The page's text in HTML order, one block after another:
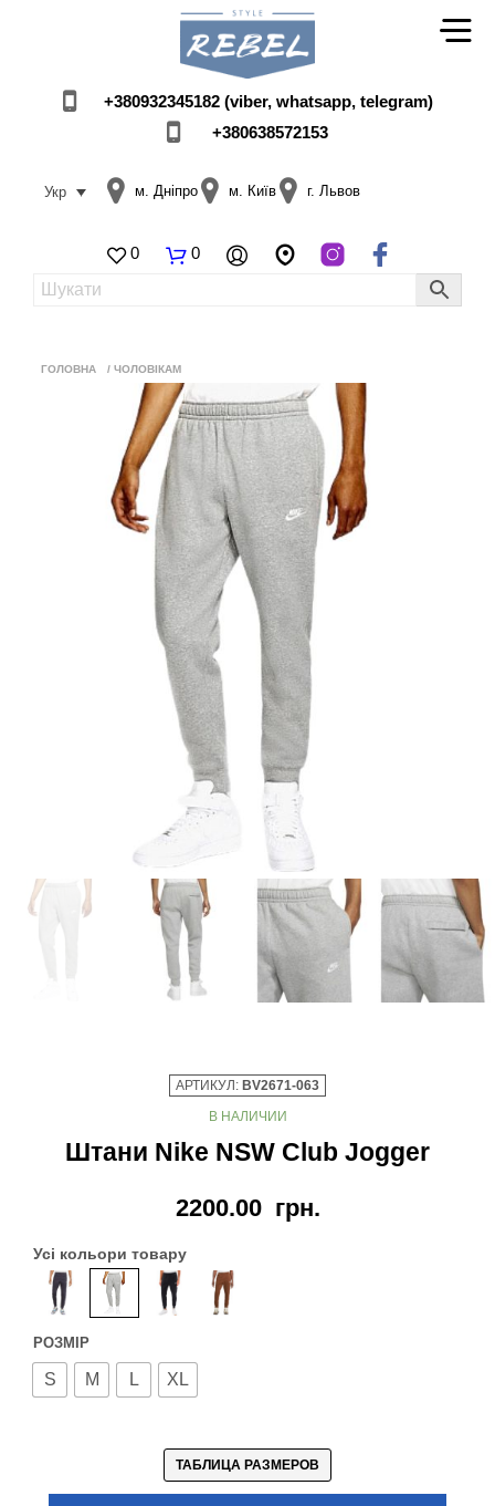
+380932345182 (viber, whatsapp, telegram)
+380638572153
Укр м. Дніпро м. Київ г. Львов
0 0
ГОЛОВНА / ЧОЛОВІКАМ
АРТИКУЛ: BV2671-063
В НАЛИЧИИ
Штани Nike NSW Club Jogger
2200.00 грн.
Усі кольори товару
РОЗМІР
S M L XL
ТАБЛИЦА РАЗМЕРОВ